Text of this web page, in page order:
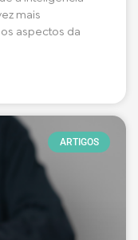
mais
aspectos da
ARTIGOS